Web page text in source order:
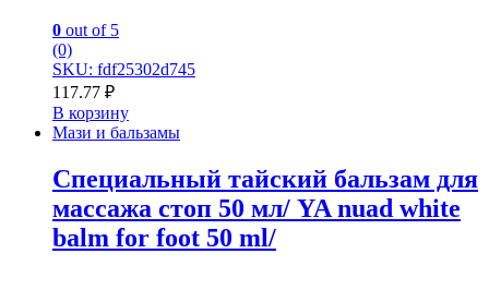
0 out of 5
(0)
SKU: fdf25302d745
117.77 ₽
В корзину
Мази и бальзамы
Специальный тайский бальзам для
массажа стоп 50 мл/ YA nuad white
balm for foot 50 ml/